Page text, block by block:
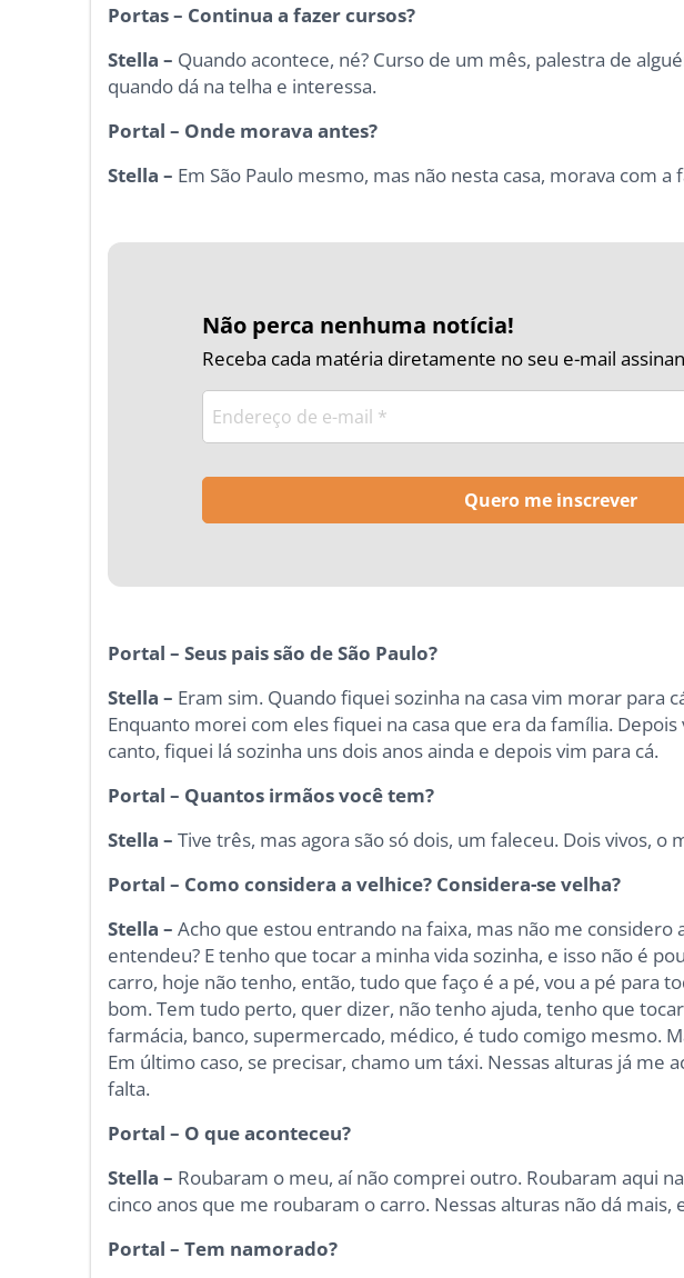
Portas – Continua a fazer cursos?
Stella – Quando acontece, né? Curso de um mês, palestra de
quando dá na telha e interessa.
Portal – Onde morava antes?
Stella – Em São Paulo mesmo, mas não nesta casa, morava com a
Não perca nenhuma notícia!
Receba cada matéria diretamente no seu e-mail
Portal – Seus pais são de São Paulo?
Stella – Eram sim. Quando fiquei sozinha na casa vim morar para
Enquanto morei com eles fiquei na casa que era da família.
canto, fiquei lá sozinha uns dois anos ainda e depois vim para cá.
Portal – Quantos irmãos você tem?
Stella – Tive três, mas agora são só dois, um faleceu. Dois vivos, o
Portal – Como considera a velhice? Considera-se velha?
Stella – Acho que estou entrando na faixa, mas não me considero
entendeu? E tenho que tocar a minha vida sozinha, e isso não é
carro, hoje não tenho, então, tudo que faço é a pé, vou a pé para
bom. Tem tudo perto, quer dizer, não tenho ajuda, tenho que
farmácia, banco, supermercado, médico, é tudo comigo mesmo.
Em último caso, se precisar, chamo um táxi. Nessas alturas já me
falta.
Portal – O que aconteceu?
Stella – Roubaram o meu, aí não comprei outro. Roubaram aqui
cinco anos que me roubaram o carro. Nessas alturas não dá mais,
Portal – Tem namorado?